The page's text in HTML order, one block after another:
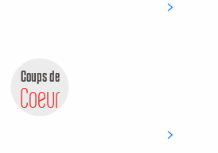
Coups de
Coeur